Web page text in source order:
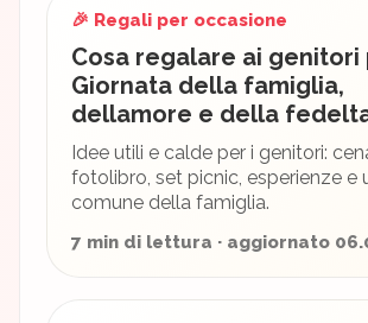
🎉 Regali per occasione
Cosa regalare ai genitori
Giornata della famiglia,
dellamore e della
Idee utili e calde per i genitori:
fotolibro, set picnic, esperienze e
comune della famiglia.
7 min di lettura · aggiornato